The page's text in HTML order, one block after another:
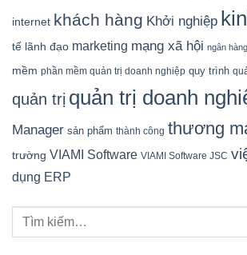
internet khách hàng Khởi nghiệp
tế lãnh đạo marketing mạng xã hội ngân hàng
mềm phần mềm quản trị doanh nghiệp quy trình
quản trị quản trị doanh
Manager sản phẩm thành công thương
trường VIAMI Software VIAMI Software JSC
dụng ERP